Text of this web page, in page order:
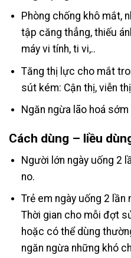
Phòng chống khô mắt,
tập căng thẳng, thiếu
máy vi tính, ti vi,..
Tăng thị lực cho mắt
sút kém: Cận thị, viễn
Ngăn ngừa lão hoá
Cách dùng – liều
Người lớn ngày uống 2
no.
Trẻ em ngày uống 2 lần
Thời gian cho mỗi đợt
hoặc có thể dùng
ngăn ngừa những khó